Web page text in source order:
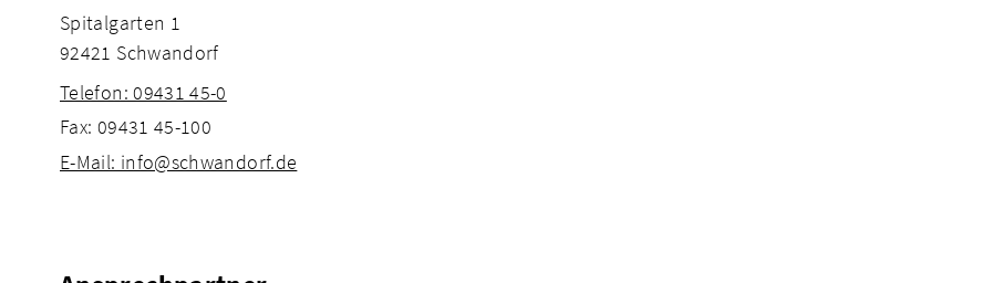
Spitalgarten 1
92421 Schwandorf
Telefon: 09431 45-0
Fax: 09431 45-100
E-Mail: info@schwandorf.de